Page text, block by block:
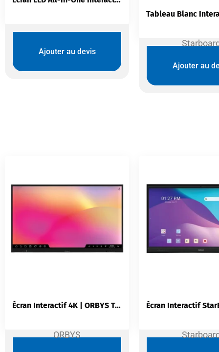
Ajouter au devis
Ajouter au
ORBYS
Écran Interactif 4K | ORBYS Touch Série 9 Pro 65″/75″/86″